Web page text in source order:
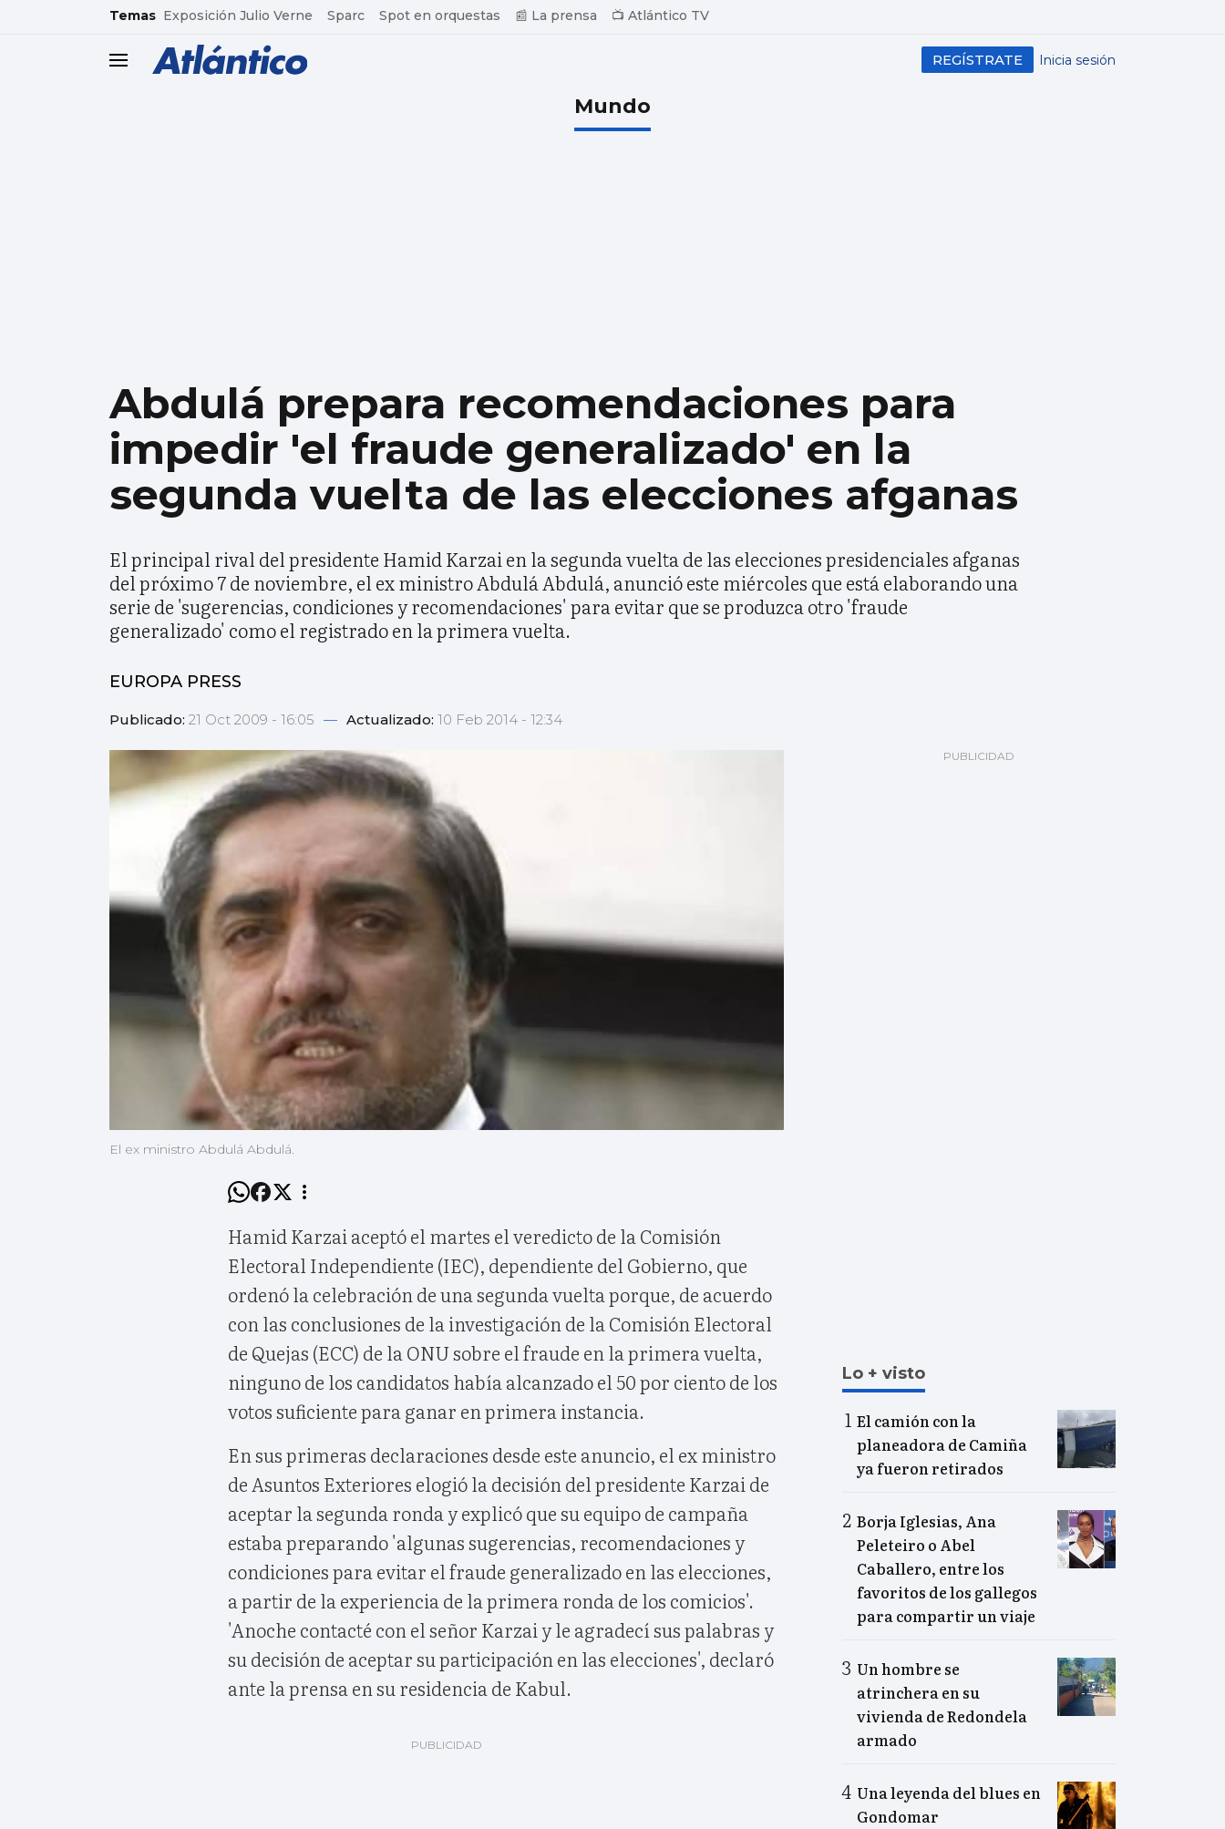
common.go-to-content
Temas Exposición Julio Verne Sparc Spot en orquestas 📰 La prensa 📺 Atlántico TV
header.menu.open Inicia sesión
REGÍSTRATE
Mundo
Abdulá prepara recomendaciones para
impedir 'el fraude generalizado' en la
segunda vuelta de las elecciones afganas
El principal rival del presidente Hamid Karzai en la segunda vuelta de las elecciones presidenciales afganas
del próximo 7 de noviembre, el ex ministro Abdulá Abdulá, anunció este miércoles que está elaborando una
serie de 'sugerencias, condiciones y recomendaciones' para evitar que se produzca otro 'fraude
generalizado' como el registrado en la primera vuelta.
EUROPA PRESS
Publicado: 21 Oct 2009 - 16:05 — Actualizado: 10 Feb 2014 - 12:34
El ex ministro Abdulá Abdulá.
Hamid Karzai aceptó el martes el veredicto de la Comisión
Electoral Independiente (IEC), dependiente del Gobierno, que
ordenó la celebración de una segunda vuelta porque, de acuerdo
con las conclusiones de la investigación de la Comisión Electoral
de Quejas (ECC) de la ONU sobre el fraude en la primera vuelta,
ninguno de los candidatos había alcanzado el 50 por ciento de los
votos suficiente para ganar en primera instancia.
En sus primeras declaraciones desde este anuncio, el ex ministro
de Asuntos Exteriores elogió la decisión del presidente Karzai de
aceptar la segunda ronda y explicó que su equipo de campaña
estaba preparando 'algunas sugerencias, recomendaciones y
condiciones para evitar el fraude generalizado en las elecciones,
a partir de la experiencia de la primera ronda de los comicios'.
'Anoche contacté con el señor Karzai y le agradecí sus palabras y
su decisión de aceptar su participación en las elecciones', declaró
ante la prensa en su residencia de Kabul.
Lo + visto
El camión con la
planeadora de Camiña
ya fueron retirados
Borja Iglesias, Ana
Peleteiro o Abel
Caballero, entre los
favoritos de los gallegos
para compartir un viaje
Un hombre se
atrinchera en su
vivienda de Redondela
armado
Una leyenda del blues en
Gondomar